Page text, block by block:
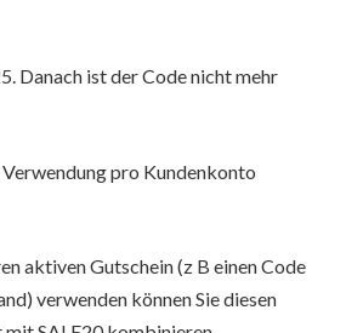
Danach ist der Code nicht mehr
pro Kundenkonto
aktiven Gutschein (z B einen Code
verwenden können Sie diesen